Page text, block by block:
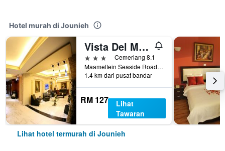
Hotel murah di Jounieh
Vista Del Mar Hotel
3 bintangCemerlang 8.1
Maameltein Seaside Road Jounieh 1369 LB, Jounieh, Lubnan
1.4 km dari pusat bandar
RM 127
Lihat
Tawaran
Lihat hotel termurah di Jounieh